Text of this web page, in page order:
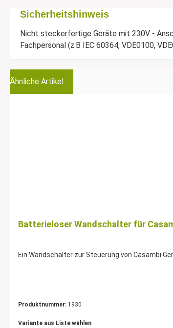
Sicherheitshinweis
Nicht steckerfertige Geräte mit 230V -
Fachpersonal (z.B IEC 60364, VDE0100,
Ähnliche Artikel
Batterieloser Wandschalter für
Produktnummer: 1930
Variante aus Liste wählen